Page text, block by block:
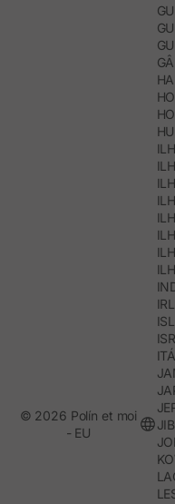
© 2026 Polín et moi
- EU